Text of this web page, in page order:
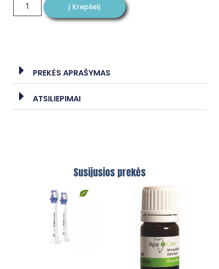
PREKĖS APRAŠYMAS
ATSILIEPIMAI
Į Krepšelį
Susijusios prekės